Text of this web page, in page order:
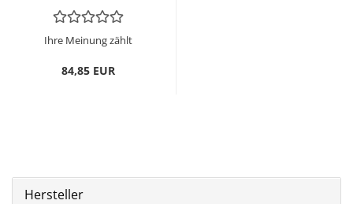
Ihre Meinung zählt
84,85 EUR
Hersteller